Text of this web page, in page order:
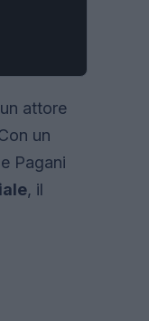
attore
un
Pagani
, il